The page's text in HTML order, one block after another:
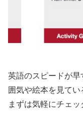
英語のスピードが
囲気や絵本を見てい
まずは気軽にチェッ